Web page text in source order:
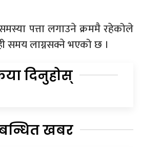
पत्ता लगाउने क्रममै रहेकोले
समय लाग्नसक्ने भएको छ ।
दिनुहोस्
खबर